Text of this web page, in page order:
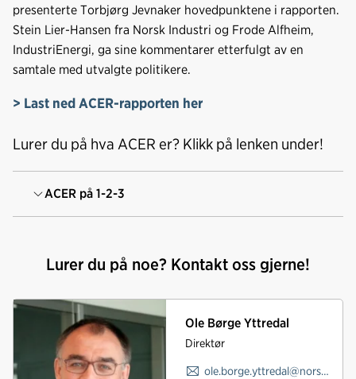
presenterte Torbjørg Jevnaker hovedpunktene i rapporten.
Stein Lier-Hansen fra Norsk Industri og Frode Alfheim,
IndustriEnergi, ga sine kommentarer etterfulgt av en
samtale med utvalgte politikere.
> Last ned ACER-rapporten her
Lurer du på hva ACER er? Klikk på lenken under!
ACER på 1-2-3
Lurer du på noe? Kontakt oss gjerne!
Ole Børge Yttredal
Direktør
ole.borge.yttredal@norskindustri.no